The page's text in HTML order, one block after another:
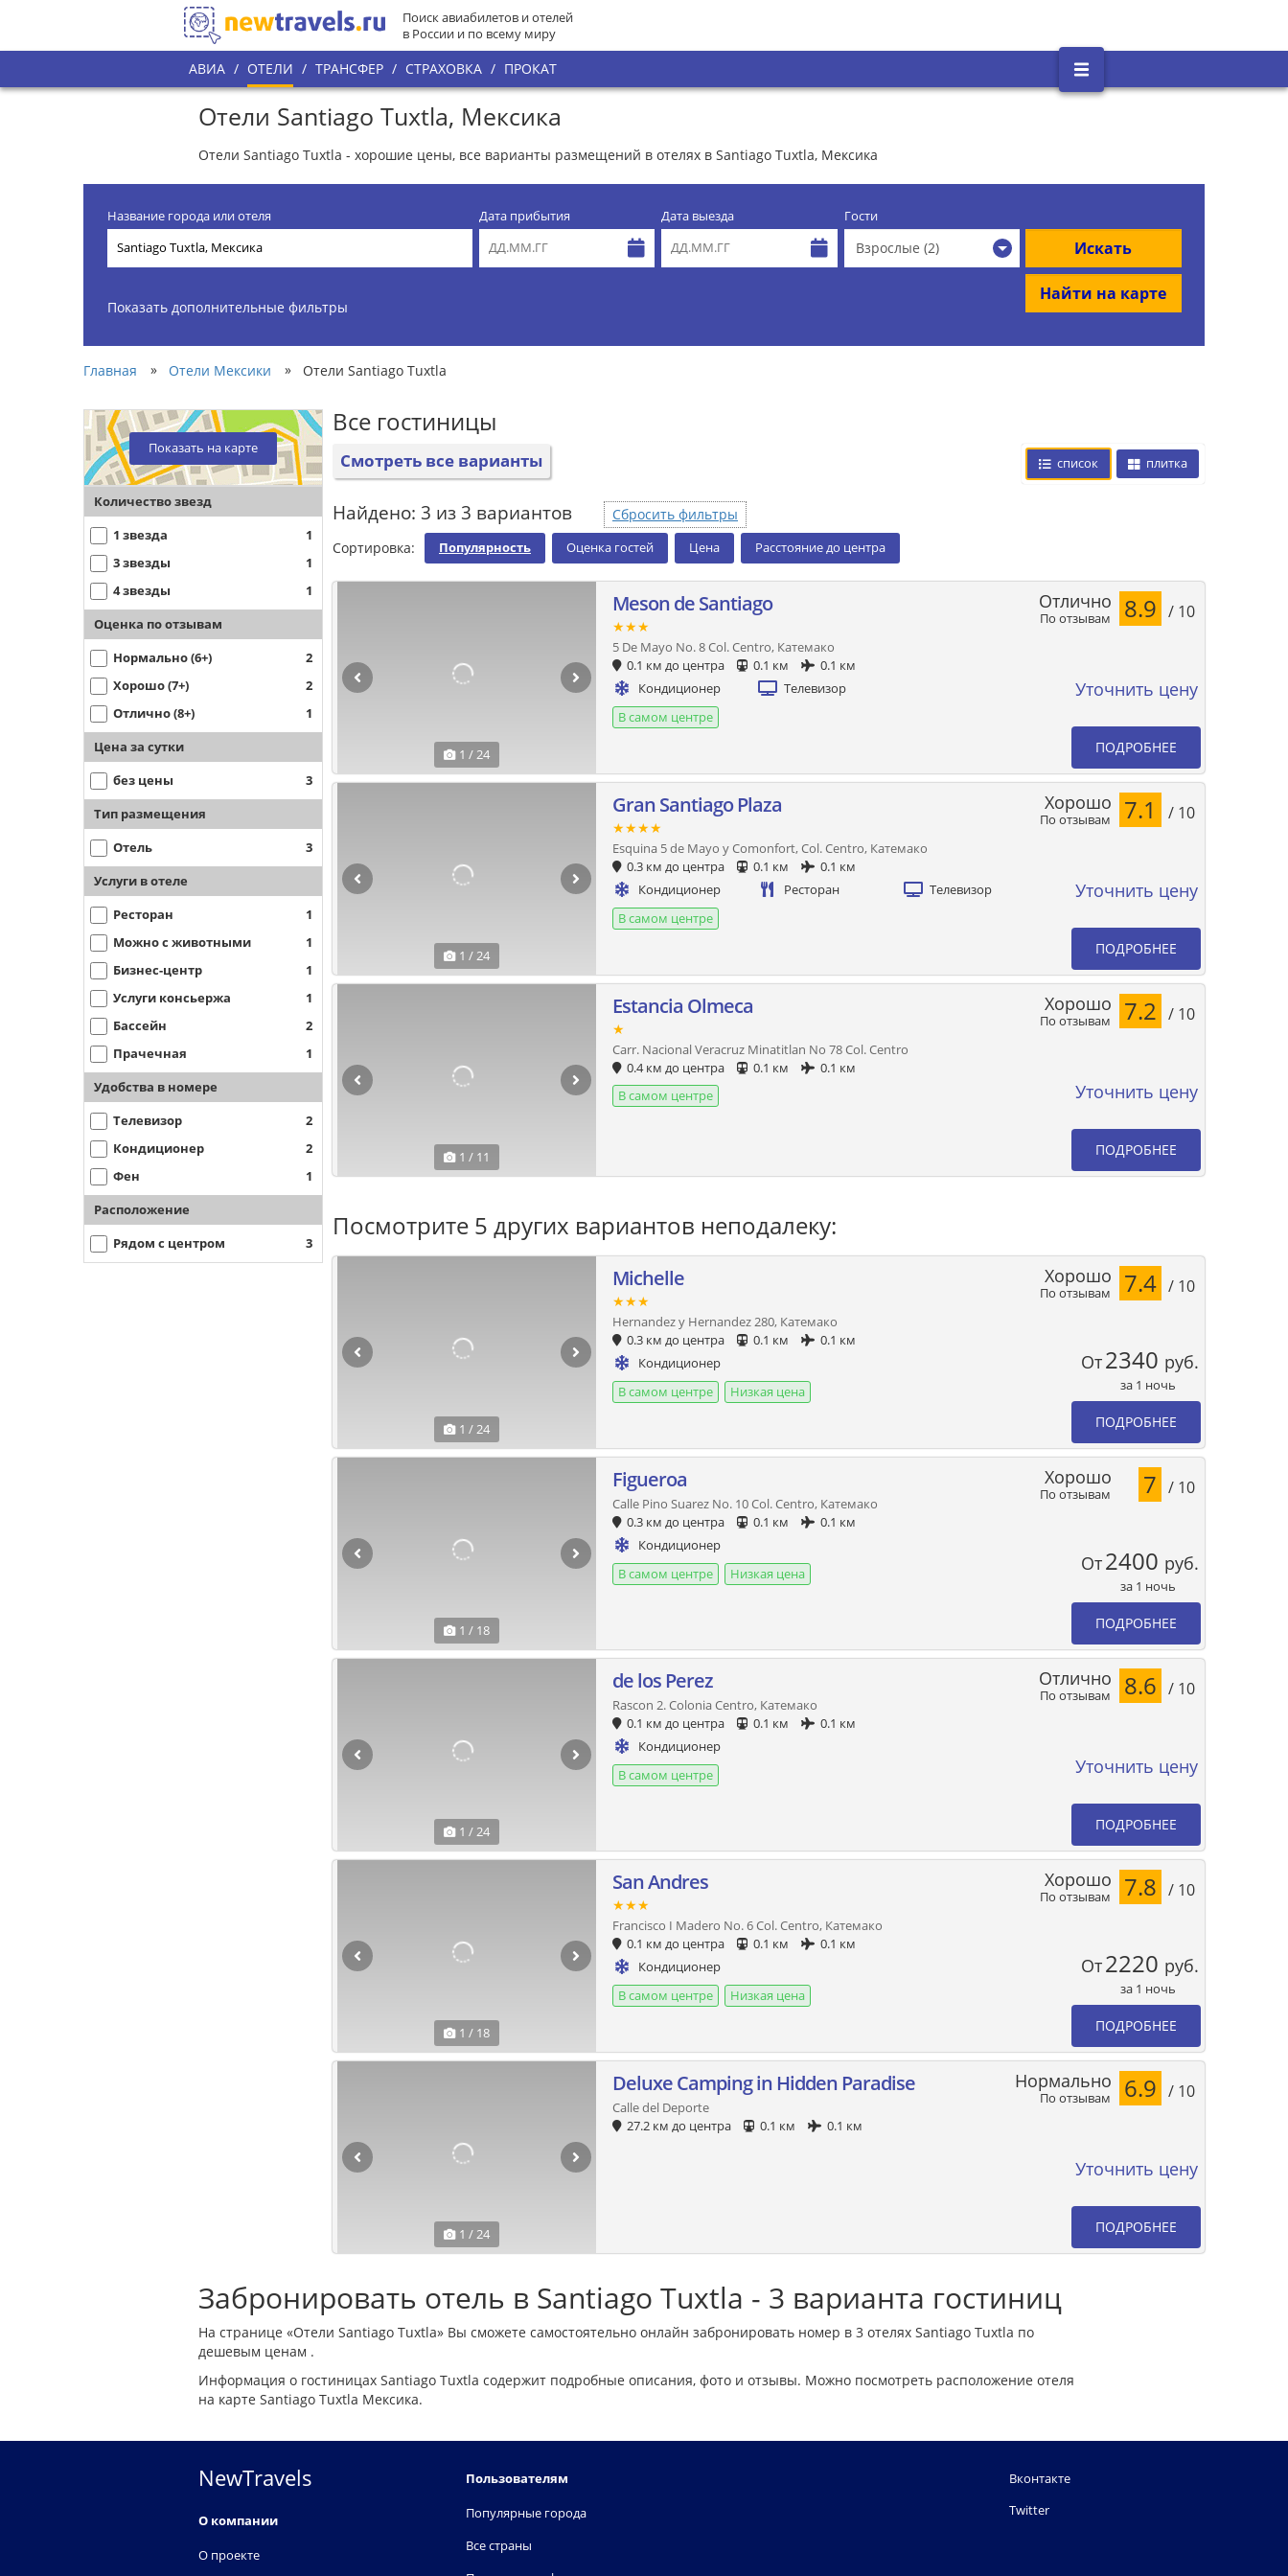
Поиск авиабилетов и отелей
в России и по всему миру
АВИА / ОТЕЛИ / ТРАНСФЕР / СТРАХОВКА / ПРОКАТ
Отели Santiago Tuxtla, Мексика
Отели Santiago Tuxtla - хорошие цены, все варианты размещений в отелях в Santiago Tuxtla, Мексика
Название города или отеля Дата прибытия Дата выезда Гости
Взрослые (2) Искать
Найти на карте
Показать дополнительные фильтры
Главная » Отели Мексики » Отели Santiago Tuxtla
Показать на карте
Количество звезд
1 звезда
1
3 звезды
1
4 звезды
1
Оценка по отзывам
Нормально (6+)
2
Хорошо (7+)
2
Отлично (8+)
1
Цена за сутки
без цены 3
Тип размещения
Отель 3
Услуги в отеле
Ресторан
1
Можно с животными
1
Бизнес-центр
1
Услуги консьержа
1
Бассейн
2
Прачечная
1
Удобства в номере
Телевизор
2
Кондиционер
2
Фен
1
Расположение
Рядом с центром 3
Все гостиницы
Смотреть все варианты список плитка
Найдено: 3 из 3 вариантов
Сбросить фильтры
Сортировка:
Популярность Оценка гостей Цена Расстояние до центра
1 / 24
Meson de Santiago
★★★
5 De Mayo No. 8 Col. Centro, Катемако
0.1 км до центра
0.1 км
0.1 км
Кондиционер
Телевизор
В самом центре
По отзывам
Отлично 8.9 / 10
Уточнить цену
ПОДРОБНЕЕ
1 / 24
Gran Santiago Plaza
★★★★
Esquina 5 de Mayo y Comonfort, Col. Centro, Катемако
0.3 км до центра
0.1 км
0.1 км
Кондиционер
Ресторан
Телевизор
В самом центре
По отзывам
Хорошо 7.1 / 10
Уточнить цену
ПОДРОБНЕЕ
1 / 11
Estancia Olmeca
★
Carr. Nacional Veracruz Minatitlan No 78 Col. Centro
0.4 км до центра
0.1 км
0.1 км
В самом центре
По отзывам
Хорошо 7.2 / 10
Уточнить цену
ПОДРОБНЕЕ
Посмотрите 5 других вариантов неподалеку:
1 / 24
Michelle
★★★
Hernandez y Hernandez 280, Катемако
0.3 км до центра
0.1 км
0.1 км
Кондиционер
В самом центре
Низкая цена
По отзывам
Хорошо 7.4 / 10
От2340 руб.
за 1 ночь
ПОДРОБНЕЕ
1 / 18
Figueroa
Calle Pino Suarez No. 10 Col. Centro, Катемако
0.3 км до центра
0.1 км
0.1 км
Кондиционер
В самом центре
Низкая цена
По отзывам
Хорошо 7 / 10
От2400 руб.
за 1 ночь
ПОДРОБНЕЕ
1 / 24
de los Perez
Rascon 2. Colonia Centro, Катемако
0.1 км до центра
0.1 км
0.1 км
Кондиционер
В самом центре
По отзывам
Отлично 8.6 / 10
Уточнить цену
ПОДРОБНЕЕ
1 / 18
San Andres
★★★
Francisco I Madero No. 6 Col. Centro, Катемако
0.1 км до центра
0.1 км
0.1 км
Кондиционер
В самом центре
Низкая цена
По отзывам
Хорошо 7.8 / 10
От2220 руб.
за 1 ночь
ПОДРОБНЕЕ
1 / 24
Deluxe Camping in Hidden Paradise
Calle del Deporte
27.2 км до центра
0.1 км 0.1 км
По отзывам
Нормально 6.9 / 10
Уточнить цену
ПОДРОБНЕЕ
Забронировать отель в Santiago Tuxtla - 3 варианта гостиниц
На странице «Отели Santiago Tuxtla» Вы сможете самостоятельно онлайн забронировать номер в 3 отелях Santiago Tuxtla по
дешевым ценам .
Информация о гостиницах Santiago Tuxtla содержит подробные описания, фото и отзывы. Можно посмотреть расположение отеля
на карте Santiago Tuxtla Мексика.
NewTravels
О компании
О проекте
Пользователям
Популярные города
Все страны
Вконтакте
Twitter